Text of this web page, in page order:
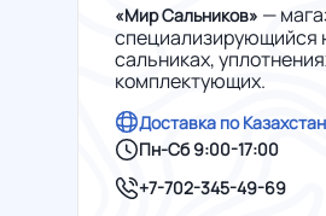
«Мир Сальников» —
специализирующийся
сальниках,
комплектующих.
Доставка по
Пн-Сб 9:00-17:00
+7-702-345-49-69